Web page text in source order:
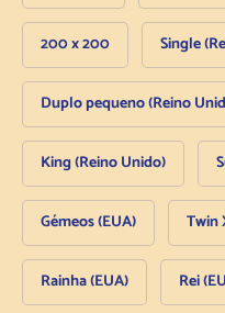
200 x 200 Single
Duplo pequeno (Reino
King (Reino Unido)
Gémeos (EUA) Twin
Rainha (EUA) Rei